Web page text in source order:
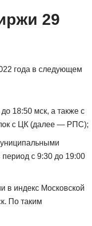
29
года в следующем
18:50 мск, а также с
с ЦК (далее — РПС);
с 9:30 до 19:00
в индекс Московской
По таким